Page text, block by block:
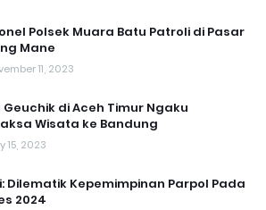
Polsek Muara Batu Patroli di Pasar
Mane
11, 2023
Geuchik di Aceh Timur Ngaku
Wisata ke Bandung
15, 2023
Dilematik Kepemimpinan Parpol Pada
2024